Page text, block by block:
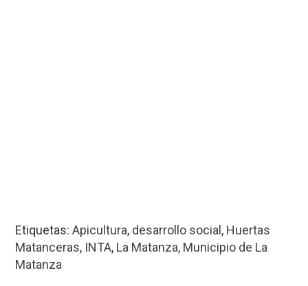
Etiquetas:Apicultura, desarrollo social , Huertas
Matanceras, INTA, La Matanza, Municipio de La
Matanza